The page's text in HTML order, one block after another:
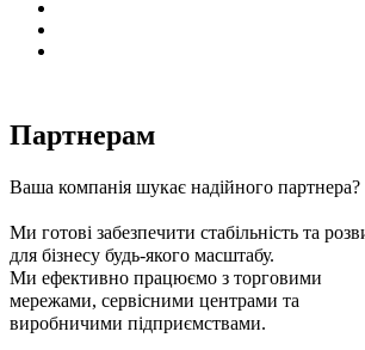
Партнерам
Ваша компанія шукає надійного партнера?
Ми готові забезпечити стабільність та
для бізнесу будь-якого масштабу.
Ми ефективно працюємо з торговими
мережами, сервісними центрами та
виробничими підприємствами.